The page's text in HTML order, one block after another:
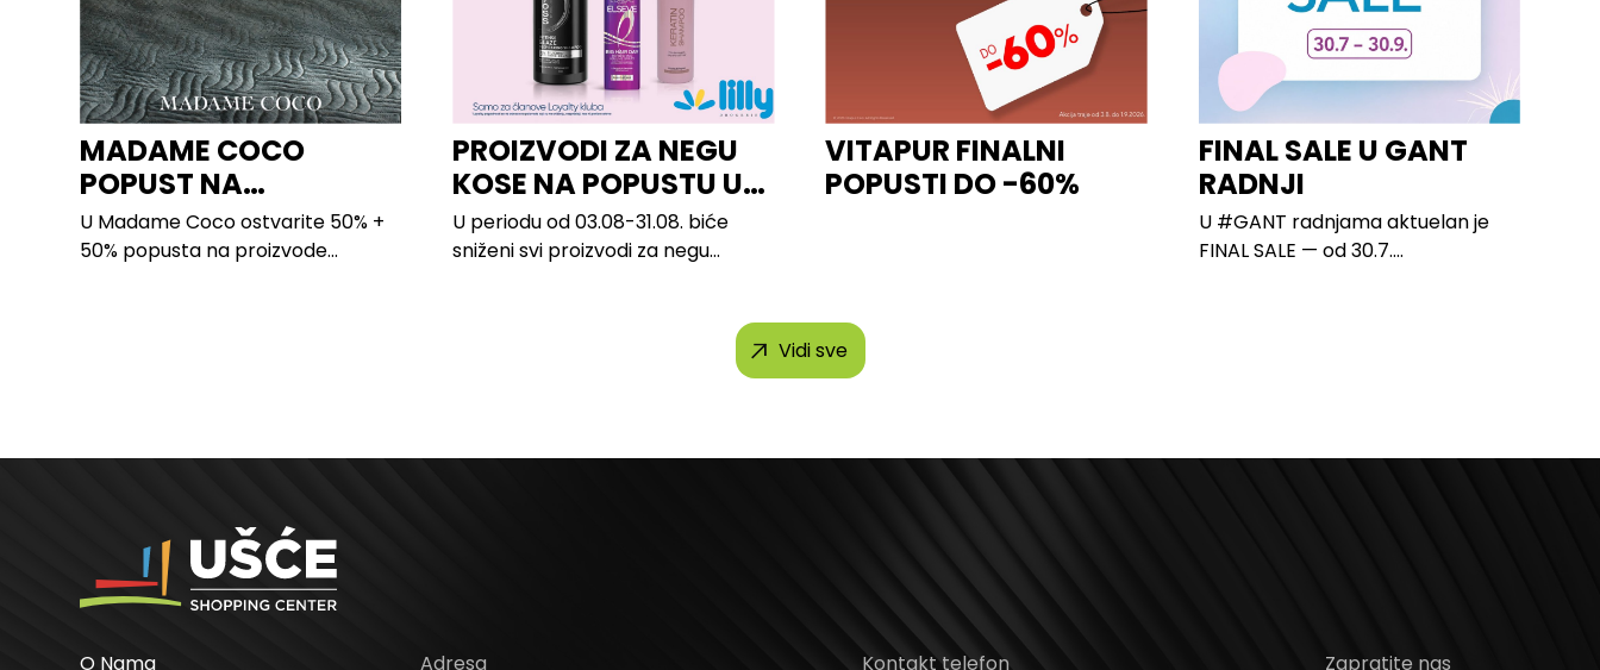
MADAME COCO
POPUST NA
PROIZVODE ZA
SPAVAĆU SOBU
U Madame Coco ostvarite 50% +
50% popusta na proizvode...
PROIZVODI ZA NEGU
KOSE NA POPUSTU U
LILLY
U periodu od 03.08-31.08. biće
sniženi svi proizvodi za negu
VITAPUR FINALNI
POPUSTI DO -60%
FINAL SALE U GANT
RADNJI
U #GANT radnjama aktuelan je
FINAL SALE — od 30.7....
Vidi sve
O Nama Adresa Kontakt telefon Zapratite nas